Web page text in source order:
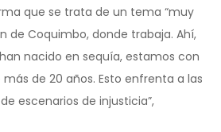
que se trata de un tema “muy
de Coquimbo, donde trabaja. Ahí,
nacido en sequía, estamos con
de 20 años. Esto enfrenta a las
escenarios de injusticia”,